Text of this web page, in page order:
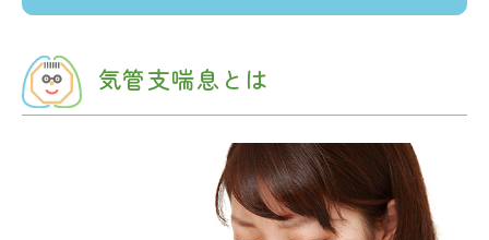
気管支喘息とは